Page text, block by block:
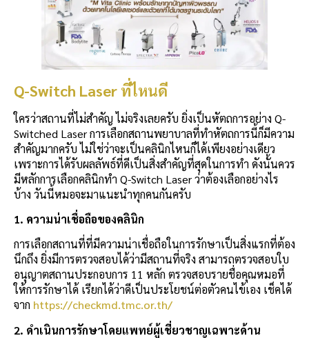
Q-Switch Laser ที่ไหนดี
ใครว่าสถานที่ไม่สำคัญ ไม่จริงเลยครับ ยิ่งเป็นหัตถการอย่าง Q-
Switched Laser การเลือกสถานพยาบาลที่ทำหัตถการนี้ก็มีความ
สำคัญมากครับ ไม่ใช่ว่าจะเป็นคลินิกไหนก็ได้เพียงอย่างเดียว
เพราะการได้รับผลลัพธ์ที่ดีเป็นสิ่งสำคัญที่สุดในการทำ ดังนั้นควร
มีหลักการเลือกคลินิกทำ Q-Switch Laser ว่าต้องเลือกอย่างไร
บ้าง วันนี้หมอจะมาแนะนำทุกคนกันครับ
1. ความน่าเชื่อถือของคลินิก
การเลือกสถานที่ที่มีความน่าเชื่อถือในการรักษาเป็นสิ่งแรกที่ต้อง
นึกถึง ยิ่งมีการตรวจสอบได้ว่ามีสถานที่จริง สามารถตรวจสอบใบ
อนุญาตสถานประกอบการ 11 หลัก ตรวจสอบรายชื่อคุณหมอที่
ให้การรักษาได้ เรียกได้ว่าดีเป็นประโยชน์ต่อตัวคนไข้เอง เช็คได้
จาก https://checkmd.tmc.or.th/
2. ดำเนินการรักษาโดยแพทย์ผู้เชี่ยวชาญเฉพาะด้าน